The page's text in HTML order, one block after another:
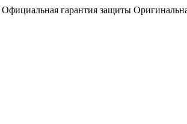
Официальная гарантия защиты